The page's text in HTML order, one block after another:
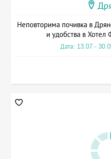
Неповторима почивка в
и удобства в
Дата: 13.07 -